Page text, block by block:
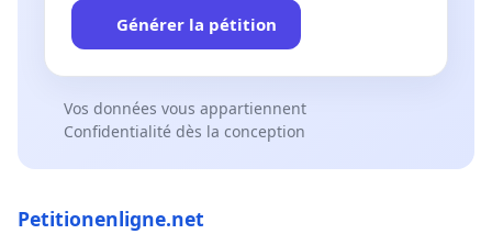
Générer la pétition
Vos données vous appartiennent
Confidentialité dès la conception
Petitionenligne.net